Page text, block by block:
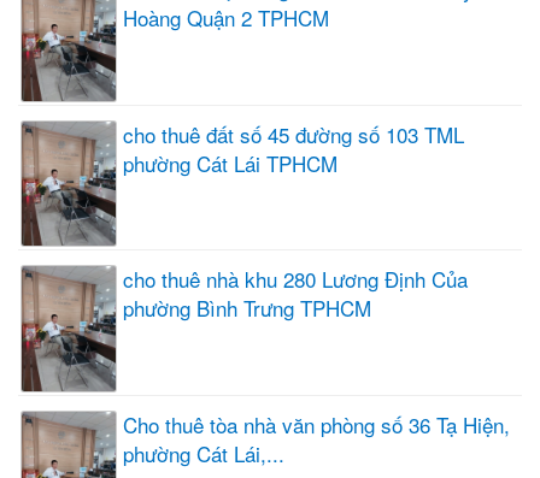
Hoàng Quận 2 TPHCM
cho thuê đất số 45 đường số 103 TML
phường Cát Lái TPHCM
cho thuê nhà khu 280 Lương Định Của
phường Bình Trưng TPHCM
Cho thuê tòa nhà văn phòng số 36 Tạ Hiện,
phường Cát Lái,...